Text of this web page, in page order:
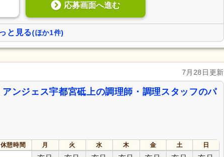
応募画面へ進む
と見る(ほか1件)
7月28日更新
ンジェス宇都宮砥上の調理師・調理スタッフのパ
休憩時間 月 火 水 木 金 土
日